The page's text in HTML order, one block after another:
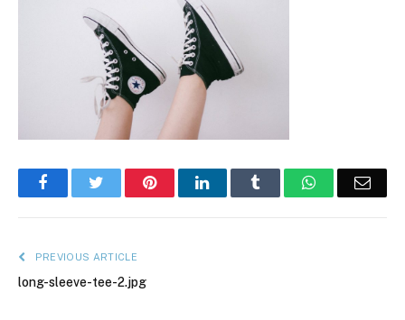
FacebookTwitter PinterestLinkedIn Tumblr WhatsApp
PREVIOUS ARTICLE
long-sleeve-tee-2.jpg